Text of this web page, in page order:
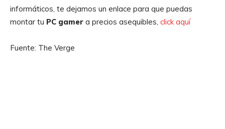
informáticos, te dejamos un enlace para que puedas
montar tu PC gamer a precios asequibles, click aquí
Fuente: The Verge